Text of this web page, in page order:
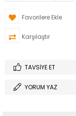
Favorilere Ekle
Karşılaştır
TAVSIYE ET
YORUM YAZ